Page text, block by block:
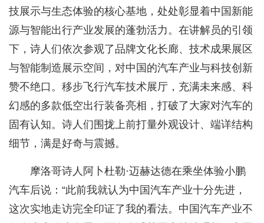
技展示与生态体验的核心基地，处处彰显着中国新能
源与智能出行产业发展的蓬勃活力。在讲解员的引领
下，诗人们依次参观了品牌文化长廊、技术成果展区
与智能制造展示空间，对中国的汽车产业与科技创新
赞不绝口。移步飞行汽车技术展厅，充满未来感、科
幻感的多款低空出行装备亮相，打破了大家对汽车的
固有认知。诗人们围拢上前打量外观设计、端详结构
细节，满是好奇与震撼。
摩洛哥诗人阿卜杜勒·迈赫达德在乘坐体验小鹏
汽车后说：“此前我就认为中国汽车产业十分先进，
这次实地走访完全印证了我的看法。中国汽车产业不